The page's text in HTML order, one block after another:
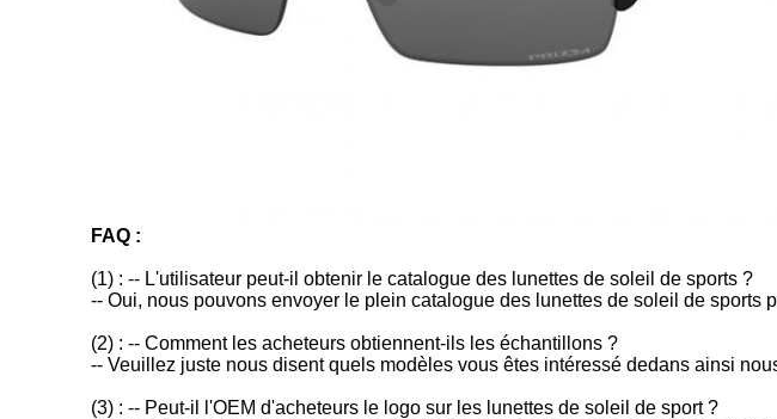
FAQ :
(1) : -- L'utilisateur peut-il obtenir le catalogue des lunettes de soleil de sports ?
-- Oui, nous pouvons envoyer le plein catalogue des lunettes de soleil de
(2) : -- Comment les acheteurs obtiennent-ils les échantillons ?
-- Veuillez juste nous disent quels modèles vous êtes intéressé dedans ainsi
(3) : -- Peut-il l'OEM d'acheteurs le logo sur les lunettes de soleil de sport ?